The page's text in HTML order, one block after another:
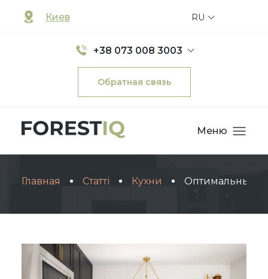
Киев
+38 073 008 3003
Обратная связь
RU
Меню
Главная Статті Кухни Оптимальные